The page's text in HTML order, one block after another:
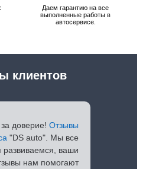
Даем гарантию на все
выполненные работы в
автосервисе.
доверие! Отзывы
"DS auto". Мы все
развиваемся, ваши
нам помогают
клиентов